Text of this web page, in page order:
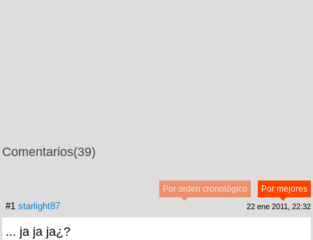
Comentarios(39)
Por mejores
Por orden cronológico
#1 starlight87 22 ene 2011, 22:32
... ja ja ja¿?